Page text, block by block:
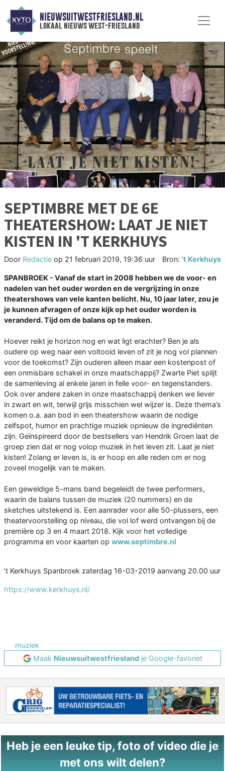
NIEUWSUITWESTFRIESLAND.NL
lokaal nieuws west-friesland
SEPTIMBRE MET DE 6E
THEATERSHOW: LAAT JE NIET
KISTEN IN 'T KERKHUYS
Door Redactie op 21 februari 2019, 19:36 uur Bron: 't Kerkhuys
SPANBROEK - Vanaf de start in 2008 hebben we de voor- en
nadelen van het ouder worden en de vergrijzing in onze
theatershows van vele kanten belicht. Nu, 10 jaar later, zou je
je kunnen afvragen of onze kijk op het ouder worden is
veranderd. Tijd om de balans op te maken.
Hoever reikt je horizon nog en wat ligt erachter? Ben je als
oudere op weg naar een voltooid leven of zit je nog vol plannen
voor de toekomst? Zijn ouderen alleen maar een kostenpost of
een onmisbare schakel in onze maatschappij? Zwarte Piet splijt
de samenleving al enkele jaren in felle voor- en tegenstanders.
Ook over andere zaken in onze maatschappij denken we liever
in zwart en wit, terwijl grijs misschien wel wijzer is. Deze thema’s
komen o.a. aan bod in een theatershow waarin de nodige
zelfspot, humor en prachtige muziek opnieuw de ingrediënten
zijn. Geïnspireerd door de bestsellers van Hendrik Groen laat de
groep zien dat er nog volop muziek in het leven zit. Laat je niet
kisten! Zolang er leven is, is er hoop en alle reden om er nog
zoveel mogelijk van te maken.
Een geweldige 5-mans band begeleidt de twee performers,
waarin de balans tussen de muziek (20 nummers) en de
sketches uitstekend is. Een aanrader voor alle 50-plussers, een
theatervoorstelling op niveau, die vol lof werd ontvangen bij de
première op 3 en 4 maart 2018. Kijk voor het volledige
programma en voor kaarten op www.septimbre.nl
’t Kerkhuys Spanbroek zaterdag 16-03-2019 aanvang 20.00 uur
https://www.kerkhuys.nl/
muziek
Maak Nieuwsuitwestfrieslandje Google-favoriet
Heb je een leuke tip, foto of video die je
met ons wilt delen?